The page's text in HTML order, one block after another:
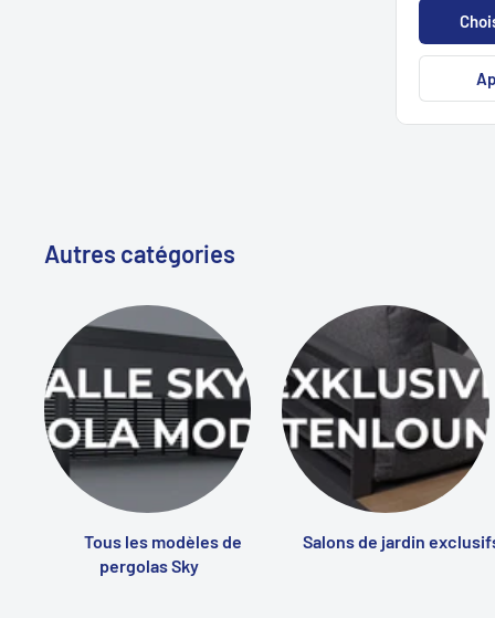
Autres catégories
Tous les modèles de
pergolas Sky
Salons de jardin